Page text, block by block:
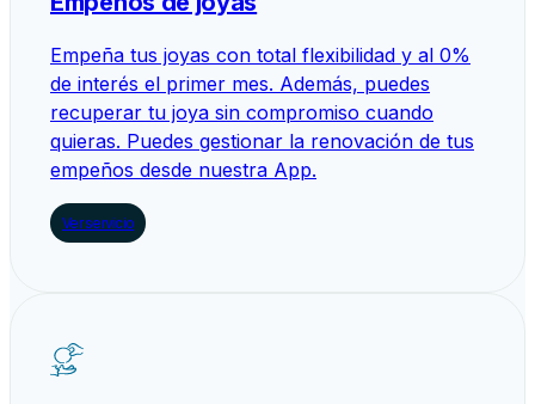
Empeña tus joyas con total flexibilidad y al 0%
de interés el primer mes. Además, puedes
recuperar tu joya sin compromiso cuando
quieras. Puedes gestionar la renovación de tus
empeños desde nuestra App.
Ver servicio